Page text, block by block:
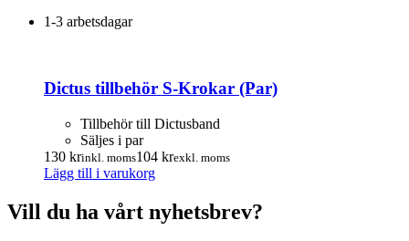
produkten
De
alternativen
kan
väljas
på
1-3 arbetsdagar
Dictus tillbehör S-Krokar (Par)
Tillbehör till Dictusband
Säljes i par
130 krinkl. moms104 krexkl. moms
Lägg till i varukorg
Vill du ha vårt nyhetsbrev?